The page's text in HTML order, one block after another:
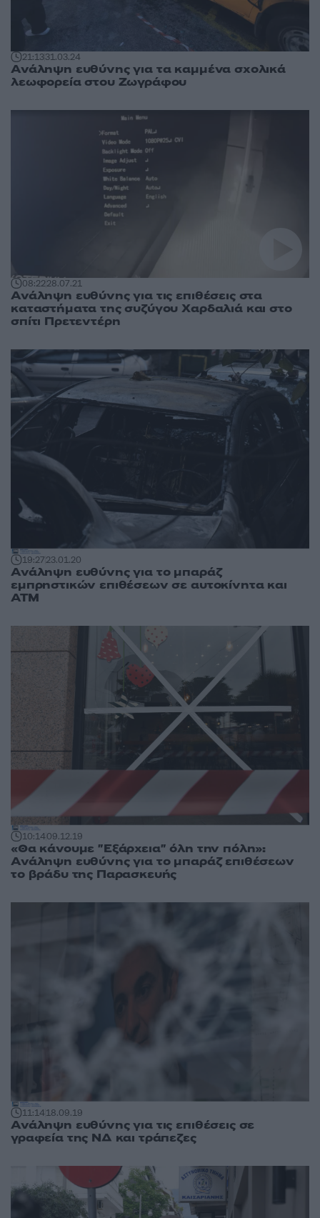
21:1331.03.24
Ανάληψη ευθύνης για τα καμμένα σχολικά
λεωφορεία στου Ζωγράφου
08:2228.07.21
Ανάληψη ευθύνης για τις επιθέσεις στα
καταστήματα της συζύγου Χαρδαλιά και στο
σπίτι Πρετεντέρη
19:2723.01.20
Ανάληψη ευθύνης για το μπαράζ
εμπρηστικών επιθέσεων σε αυτοκίνητα και
ΑΤΜ
10:1409.12.19
«Θα κάνουμε "Εξάρχεια" όλη την πόλη»:
Ανάληψη ευθύνης για το μπαράζ επιθέσεων
το βράδυ της Παρασκευής
11:1418.09.19
Ανάληψη ευθύνης για τις επιθέσεις σε
γραφεία της ΝΔ και τράπεζες